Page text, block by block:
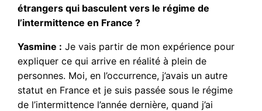
étrangers qui basculent vers le régime de
l’intermittence en France ?
Yasmine : Je vais partir de mon expérience pour
expliquer ce qui arrive en réalité à plein de
personnes. Moi, en l’occurrence, j’avais un autre
statut en France et je suis passée sous le régime
de l’intermittence l’année dernière, quand j’ai